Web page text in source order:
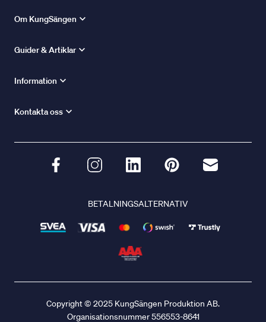
Om KungSängen
Guider & Artiklar
Information
Kontakta oss
BETALNINGSALTERNATIV
Copyright © 2025 KungSängen Produktion AB.
Organisationsnummer 556553-8641